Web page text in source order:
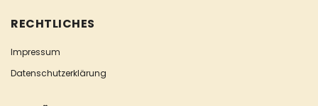
RECHTLICHES
Impressum
Datenschutzerklärung